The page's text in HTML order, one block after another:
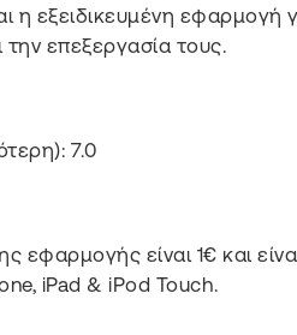
η εξειδικευμένη εφαρμογή
την επεξεργασία τους.
7.0
εφαρμογής είναι 1€ και
iPad & iPod Touch.